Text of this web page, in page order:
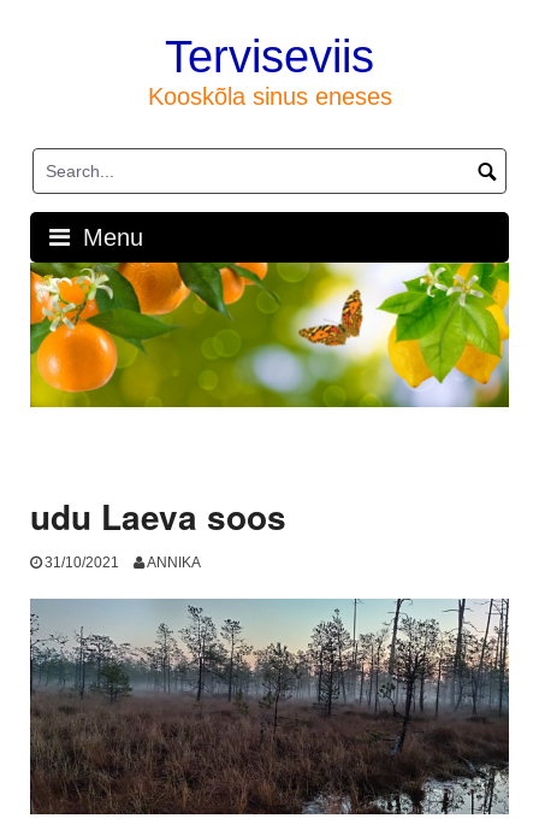
Terviseviis
Kooskõla sinus eneses
Menu
udu Laeva soos
31/10/2021 ANNIKA